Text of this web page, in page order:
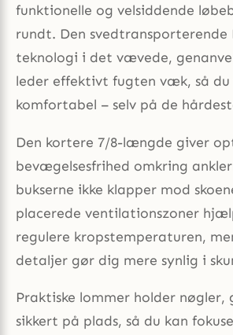
funktionelle og velsiddende
rundt. Den
teknologi i det vævede,
leder effektivt fugten væk, så
komfortabel – selv på de
Den kortere 7/8-længde giver
bevægelsesfrihed omkring
bukserne ikke klapper mod
placerede ventilationszoner
regulere kropstemperaturen,
detaljer gør dig mere synlig i
Praktiske lommer holder nøgler,
sikkert på plads, så du kan